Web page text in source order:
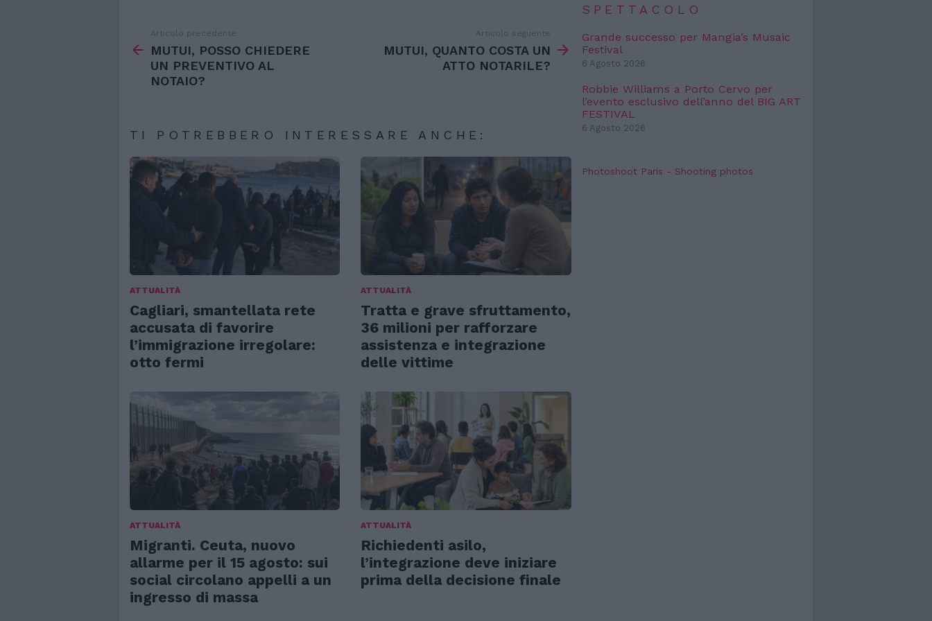
di
Articolo precedente
MUTUI, POSSO CHIEDERE
UN PREVENTIVO AL
NOTAIO?
Articolo seguente
MUTUI, QUANTO COSTA UN
ATTO NOTARILE?
TI POTREBBERO INTERESSARE ANCHE:
ATTUALITÀ
Cagliari, smantellata rete
accusata di favorire
l’immigrazione irregolare:
otto fermi
ATTUALITÀ
Tratta e grave sfruttamento,
36 milioni per rafforzare
assistenza e integrazione
delle vittime
ATTUALITÀ
Migranti. Ceuta, nuovo
allarme per il 15 agosto: sui
social circolano appelli a un
ingresso di massa
ATTUALITÀ
Richiedenti asilo,
l’integrazione deve iniziare
prima della decisione finale
SPETTACOLO
Grande successo per Mangia’s Musaic
Festival
6 Agosto 2026
Robbie Williams a Porto Cervo per
l’evento esclusivo dell’anno del BIG ART
FESTIVAL
6 Agosto 2026
Photoshoot Paris - Shooting photos